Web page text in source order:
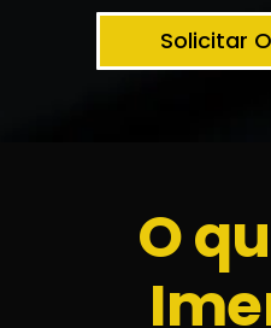
Solicitar
O